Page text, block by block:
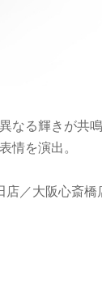
なる輝きが共
情を演出。
店／大阪心斎橋